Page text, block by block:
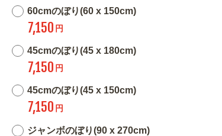
60cmのぼり(60 x 150cm)
7,150 円
45cmのぼり(45 x 180cm)
7,150 円
45cmのぼり(45 x 150cm)
7,150 円
ジャンボのぼり(90 x 270cm)